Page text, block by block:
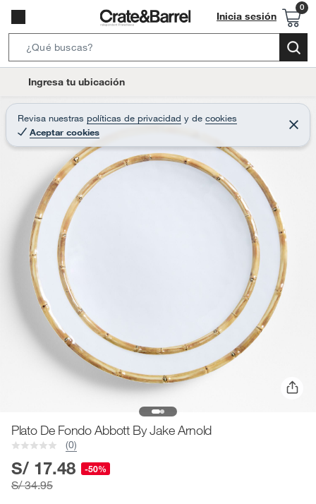
Inicia sesión
e
r
c
B
t
Ingresa tu ubicación
Revisa nuestras políticas de privacidad y de cookies
Aceptar cookies
C
e
r
Plato De Fondo Abbott By Jake Arnold
(0)
S/ 17.48 -50%
S/ 34.95